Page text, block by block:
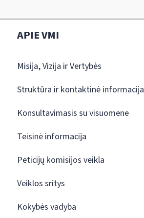
APIE VMI
Misija, Vizija ir Vertybės
Struktūra ir kontaktinė informacija
Konsultavimasis su visuomene
Teisinė informacija
Peticijų komisijos veikla
Veiklos sritys
Kokybės vadyba